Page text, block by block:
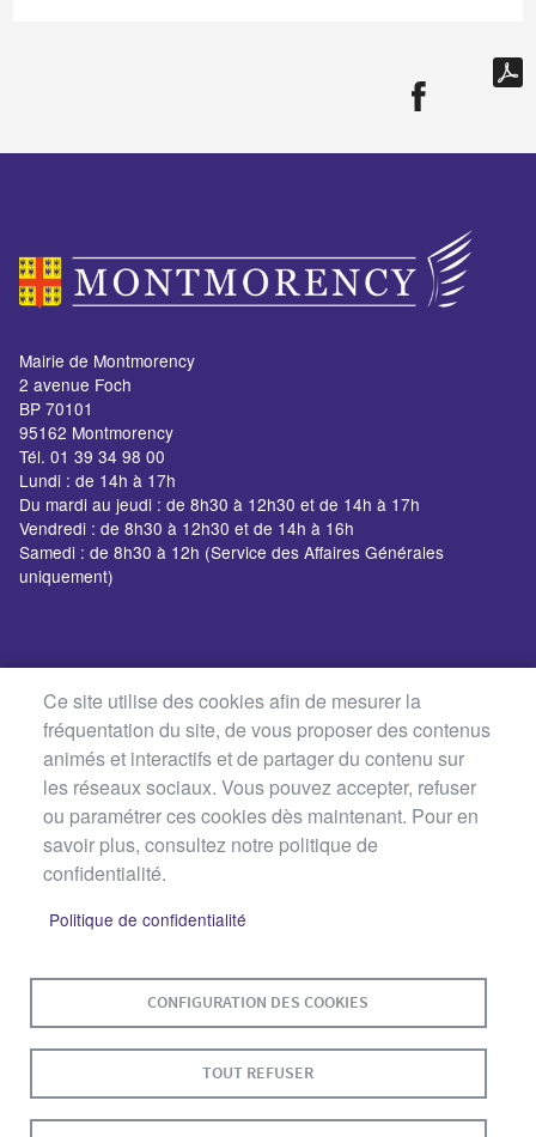
Mairie de Montmorency
2 avenue Foch
BP 70101
95162 Montmorency
Tél. 01 39 34 98 00
Lundi : de 14h à 17h
Du mardi au jeudi : de 8h30 à 12h30 et de 14h à 17h
Vendredi : de 8h30 à 12h30 et de 14h à 16h
Samedi : de 8h30 à 12h (Service des Affaires Générales
uniquement)
Ce site utilise des cookies afin de mesurer la
fréquentation du site, de vous proposer des contenus
animés et interactifs et de partager du contenu sur
les réseaux sociaux. Vous pouvez accepter, refuser
ou paramétrer ces cookies dès maintenant. Pour en
savoir plus, consultez notre politique de
confidentialité.
Politique de confidentialité
CONFIGURATION DES COOKIES
TOUT REFUSER
PIED
PAGE
DONNÉES PERSONNELLES
ACCESSIBILITÉ : NON CONFORME
S'IDENTIFIER